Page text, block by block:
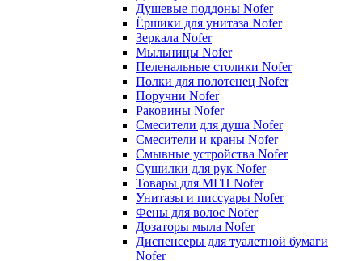
Душевые поддоны Nofer
Ёршики для унитаза Nofer
Зеркала Nofer
Мыльницы Nofer
Пеленальные столики Nofer
Полки для полотенец Nofer
Поручни Nofer
Раковины Nofer
Смесители для душа Nofer
Смесители и краны Nofer
Смывные устройства Nofer
Сушилки для рук Nofer
Товары для МГН Nofer
Унитазы и писсуары Nofer
Фены для волос Nofer
Дозаторы мыла Nofer
Диспенсеры для туалетной бумаги
Nofer